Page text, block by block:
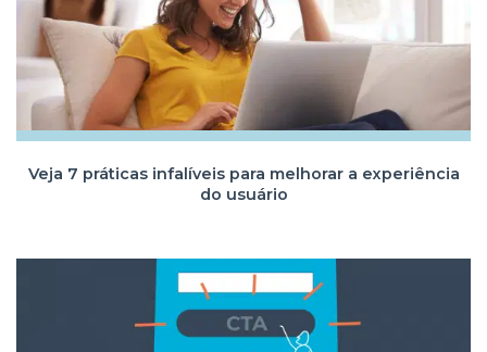
Veja 7 práticas infalíveis para melhorar a experiência
do usuário